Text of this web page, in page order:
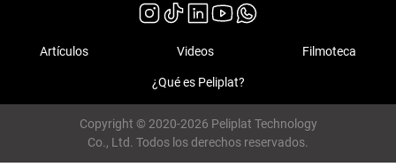
Artículos Videos Filmoteca
¿Qué es Peliplat?
Copyright © 2020-2026 Peliplat Technology
Co., Ltd. Todos los derechos reservados.